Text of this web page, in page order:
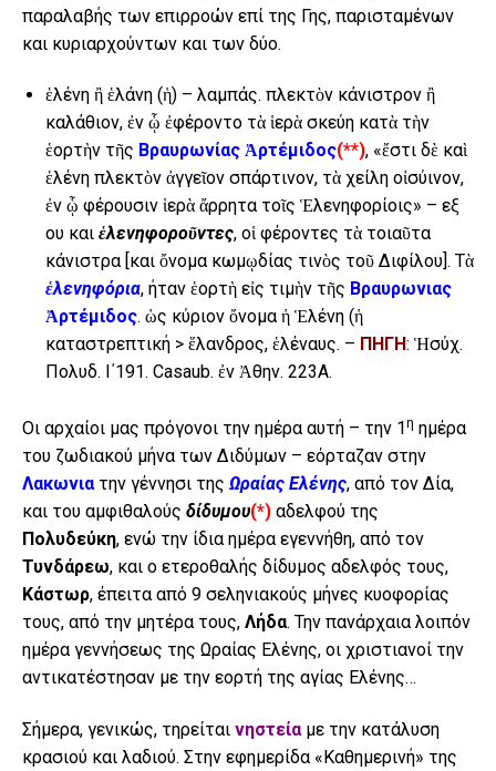
παραλαβής των επιρροών επί της Γης, παρισταμένων
και κυριαρχούντων και των δύο.
ἑλένη ἢ ἑλάνη (ἡ) – λαμπάς. πλεκτὸν κάνιστρον ἢ
καλάθιον, ἐν ᾧ ἐφέροντο τὰ ἱερὰ σκεύη κατὰ τὴν
ἑορτὴν τῆς Βραυρωνίας Ἀρτέμιδος(**), «ἔστι δὲ καὶ
ἑλένη πλεκτὸν ἀγγεῖον σπάρτινον, τὰ χείλη οἰσύινον,
ἐν ᾧ φέρουσιν ἱερὰ ἄρρητα τοῖς Ἑλενηφορίοις» – εξ
ου και ἑλενηφοροῦντες, οἱ φέροντες τὰ τοιαῦτα
κάνιστρα [και ὄνομα κωμῳδίας τινὸς τοῦ Διφίλου]. Τὰ
ἑλενηφόρια, ήταν ἑορτὴ εἰς τιμὴν τῆς Βραυρωνιας
Ἀρτέμιδος. ὡς κύριον ὄνομα ἡ Ἑλένη (ἡ
καταστρεπτική > ἕλανδρος, ἑλέναυς. – ΠΗΓΗ: Ἡσύχ.
Πολυδ. Ι΄191. Casaub. ἐν Ἀθην. 223Α.
Οι αρχαίοι μας πρόγονοι την ημέρα αυτή – την 1η ημέρα
του ζωδιακού μήνα των Διδύμων – εόρταζαν στην
Λακωνια την γέννησι της Ωραίας Ελένης, από τον Δία,
και του αμφιθαλούς δίδυμου(*) αδελφού της
Πολυδεύκη, ενώ την ίδια ημέρα εγεννήθη, από τον
Τυνδάρεω, και ο ετεροθαλής δίδυμος αδελφός τους,
Κάστωρ, έπειτα από 9 σεληνιακούς μήνες κυοφορίας
τους, από την μητέρα τους, Λήδα. Την πανάρχαια λοιπόν
ημέρα γεννήσεως της Ωραίας Ελένης, οι χριστιανοί την
αντικατέστησαν με την εορτή της αγίας Ελένης…
Σήμερα, γενικώς, τηρείται νηστεία με την κατάλυση
κρασιού και λαδιού. Στην εφημερίδα «Καθημερινή» της